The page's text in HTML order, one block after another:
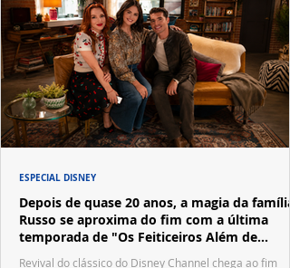
Depois de quase 20 anos, a magia da família
Russo se aproxima do fim com a última
temporada de "Os Feiticeiros Além de
Revival do clássico do Disney Channel chega ao fim
ESPECIAL DISNEY